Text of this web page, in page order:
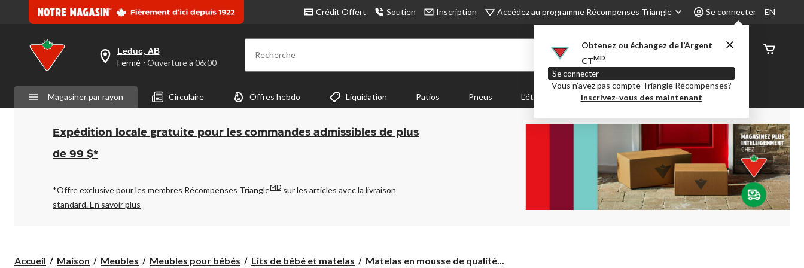
Crédit Offert Soutien Inscription Accédez au programme Récompenses Triangle Se connecter
Obtenez ou échangez de l’Argent
CTMD
Se connecter
Vous n’avez pas compte Triangle Récompenses?
Inscrivez-vous des maintenant
EN
votre
est
Leduc,
AB,
Fermé,
Ouverture
à
pour
changer
Leduc, AB
Fermé ⋅ Ouverture à 06:00 Recherche
État de
Magasiner par rayon Circulaire Offres hebdo Liquidation Patios Pneus L’été Party City Centre-auto
Expédition locale gratuite pour les commandes admissibles de plus
de 99 $*
*Offre exclusive pour les membres Récompenses TriangleMD sur les articles avec la livraison
standard.En savoir plus
Accueil Maison Meubles Meubles pour bébés Lits de bébé et matelas
Matelas
Matelas en mousse de qualité...